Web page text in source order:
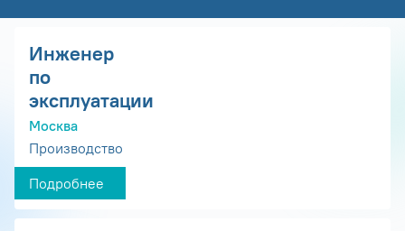
Инженер
по
эксплуатации
Москва
Производство
Подробнее